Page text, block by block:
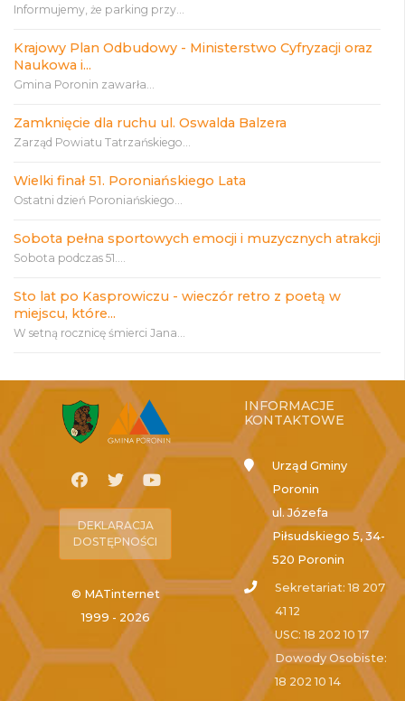
Informujemy, że parking przy...
Krajowy Plan Odbudowy - Ministerstwo Cyfryzacji oraz
Naukowa i...
Gmina Poronin zawarła...
Zamknięcie dla ruchu ul. Oswalda Balzera
Zarząd Powiatu Tatrzańskiego...
Wielki finał 51. Poroniańskiego Lata
Ostatni dzień Poroniańskiego...
Sobota pełna sportowych emocji i muzycznych atrakcji
Sobota podczas 51....
Sto lat po Kasprowiczu - wieczór retro z poetą w
miejscu, które...
W setną rocznicę śmierci Jana...
DEKLARACJA
DOSTĘPNOŚCI
© MATinternet
1999 - 2026
INFORMACJE
KONTAKTOWE
Urząd Gminy
Poronin
ul. Józefa
Piłsudskiego 5, 34-
520 Poronin
Sekretariat: 18 207
41 12
USC: 18 202 10 17
Dowody Osobiste:
18 202 10 14